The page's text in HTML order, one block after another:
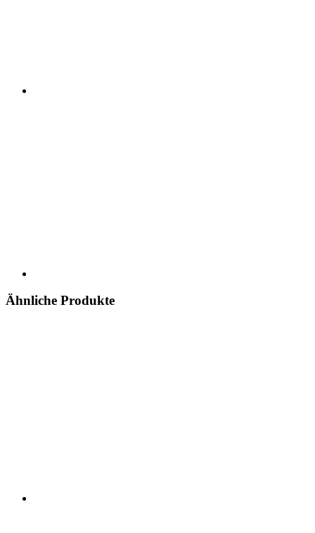
Ähnliche Produkte